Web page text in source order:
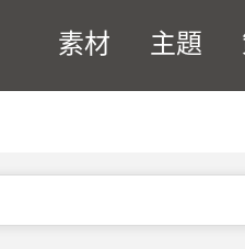
素材 主題